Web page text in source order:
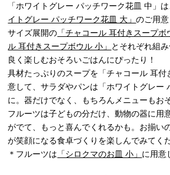
「ホワイトグレー パッチワーク花皿 中」
イトグレー パッチワーク花皿 大」のご用
サイズ展開の 「チャコール 耳付きスープボ
ル 耳付きスープボウル 小」 とそれぞれ組
良く楽しむおそろいごはんにぴったり！
具材たっぷりのスープを「チャコール 耳付
意して、サラダやパンは「ホワイトグレー
に。器だけでなく、もちろんメニューもお
フルーツは子どもの分だけ、動物の器に用
がでて、もっと喜んでくれるかも。お揃い
が笑顔になる食卓づくりを楽しんでみてく
＊フルーツは 「シロクマのお皿 小」 に用意